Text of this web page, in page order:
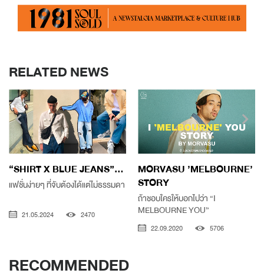
RELATED NEWS
“SHIRT X BLUE JEANS”...
แฟชั่นง่ายๆ ที่จับต้องได้แต่ไม่ธรรมดา
21.05.2024 2470
MORVASU ’MELBOURNE’
STORY
ถ้าชอบใครให้บอกไปว่า “I
MELBOURNE YOU”
22.09.2020 5706
RECOMMENDED